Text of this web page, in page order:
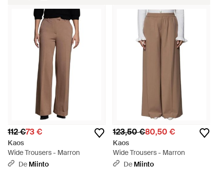
112 €73 €
Kaos
Wide Trousers - Marron
De Miinto
123,50 €80,50 €
Kaos
Wide Trousers - Marron
De Miinto